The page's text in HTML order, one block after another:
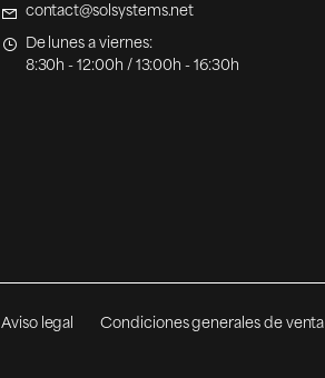
contact@solsystems.net
De lunes a viernes:
8:30h - 12:00h / 13:00h - 16:30h
Aviso legal Condiciones generales de venta